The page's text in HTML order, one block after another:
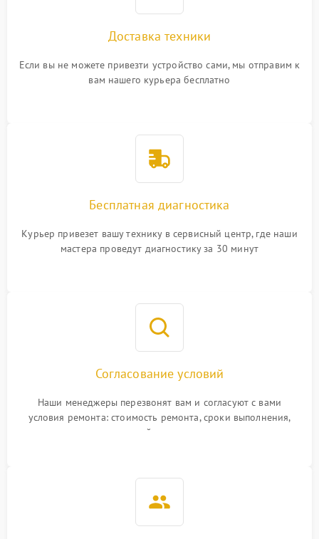
Доставка техники
Если вы не можете привезти устройство сами, мы отправим к
вам нашего курьера бесплатно
Бесплатная диагностика
Курьер привезет вашу технику в сервисный центр, где наши
мастера проведут диагностику за 30 минут
Согласование условий
Наши менеджеры перезвонят вам и согласуют с вами
условия ремонта: стоимость ремонта, сроки выполнения,
гарантийные условия